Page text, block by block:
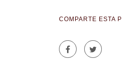
COMPARTE ESTA